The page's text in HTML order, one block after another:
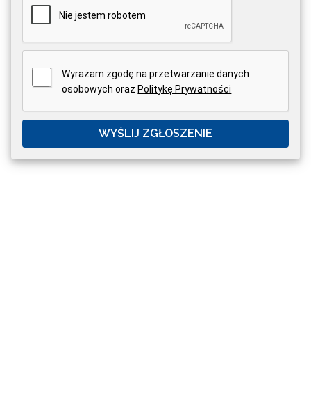
Wyrażam zgodę na przetwarzanie danych
osobowych oraz Politykę Prywatności
WYŚLIJ ZGŁOSZENIE